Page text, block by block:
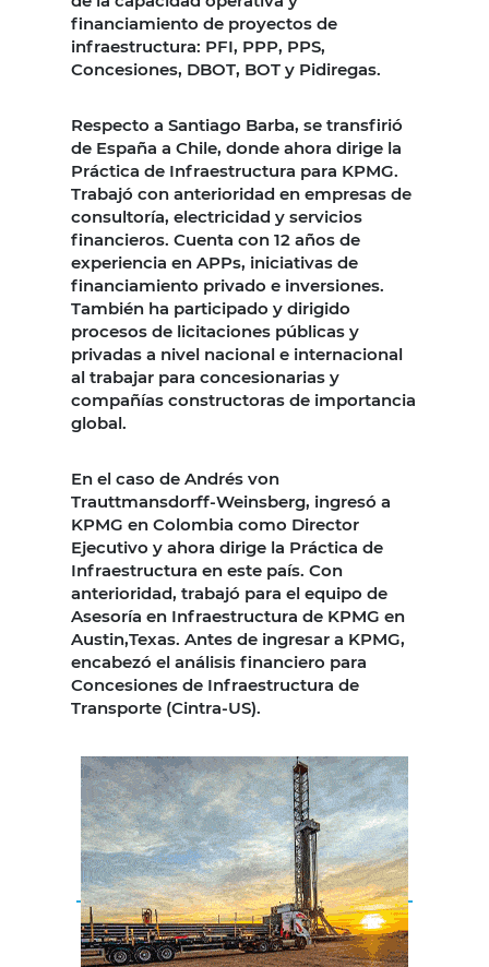
financiamiento de proyectos de
infraestructura: PFI, PPP, PPS,
Concesiones, DBOT, BOT y Pidiregas.
Respecto a Santiago Barba, se transfirió
de España a Chile, donde ahora dirige la
Práctica de Infraestructura para KPMG.
Trabajó con anterioridad en empresas de
consultoría, electricidad y servicios
financieros. Cuenta con 12 años de
experiencia en APPs, iniciativas de
financiamiento privado e inversiones.
También ha participado y dirigido
procesos de licitaciones públicas y
privadas a nivel nacional e internacional
al trabajar para concesionarias y
compañías constructoras de importancia
global.
En el caso de Andrés von
Trauttmansdorff-Weinsberg, ingresó a
KPMG en Colombia como Director
Ejecutivo y ahora dirige la Práctica de
Infraestructura en este país. Con
anterioridad, trabajó para el equipo de
Asesoría en Infraestructura de KPMG en
Austin,Texas. Antes de ingresar a KPMG,
encabezó el análisis financiero para
Concesiones de Infraestructura de
Transporte (Cintra-US).